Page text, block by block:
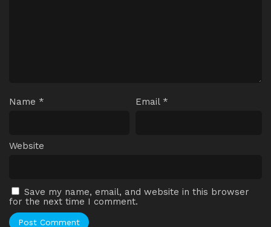
Name * Email *
Website
Save my name, email, and website in this browser
for the next time I comment.